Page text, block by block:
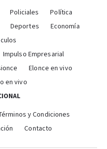
Policiales
Política
Deportes
Economía
Impulso Empresarial
Elonce en vivo
en vivo
y Condiciones
Contacto